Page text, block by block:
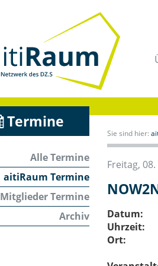
Termine
Alle Termine
aitiRaum Termine
Mitglieder Termine
Archiv
Sie sind hier:
Freitag,
Datum:
Uhrzeit:
Ort: